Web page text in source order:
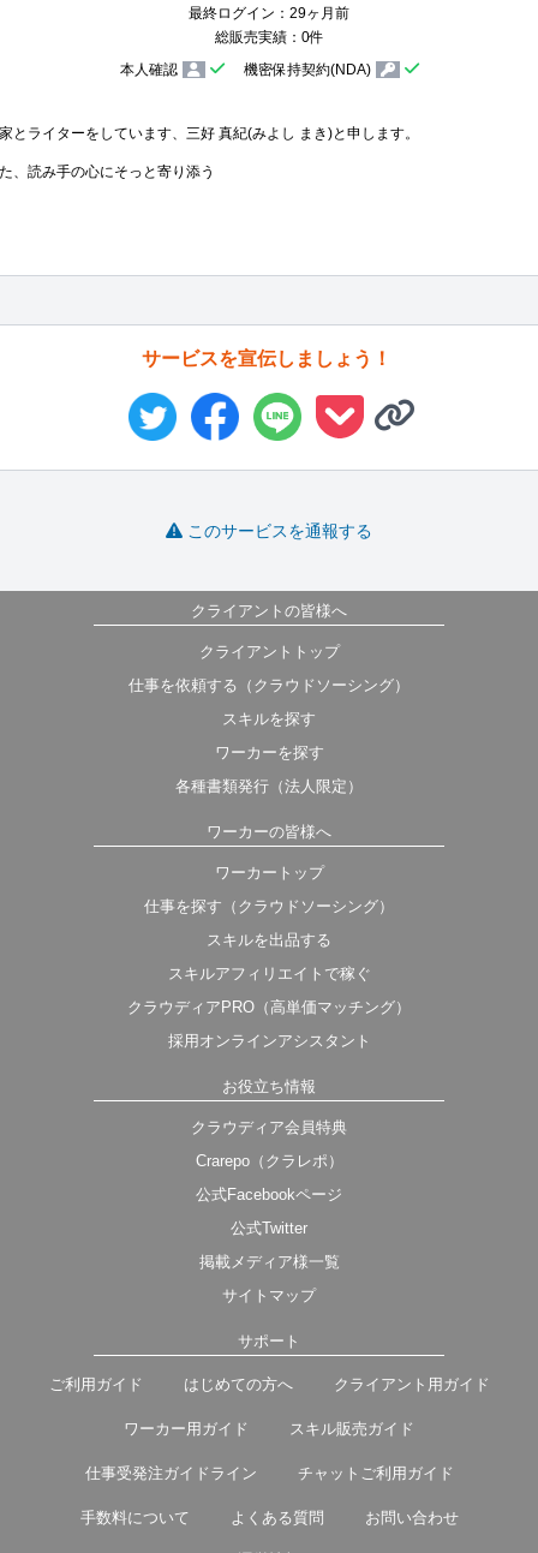
最終ログイン：29ヶ月前
総販売実績：0件
本人確認
機密保持契約(NDA)
とライターをしています、三好 真紀(みよし まき)と申します。
、読み手の心にそっと寄り添う
サービスを宣伝しましょう！
このサービスを通報する
クライアントの皆様へ
クライアントトップ
仕事を依頼する（クラウドソーシング）
スキルを探す
ワーカーを探す
各種書類発行（法人限定）
ワーカーの皆様へ
ワーカートップ
仕事を探す（クラウドソーシング）
スキルを出品する
スキルアフィリエイトで稼ぐ
クラウディアPRO（高単価マッチング）
採用オンラインアシスタント
お役立ち情報
クラウディア会員特典
Crarepo（クラレポ）
公式Facebookページ
公式Twitter
掲載メディア様一覧
サイトマップ
サポート
ご利用ガイド はじめての方へ クライアント用ガイド
ワーカー用ガイド スキル販売ガイド
仕事受発注ガイドライン チャットご利用ガイド
手数料について よくある質問 お問い合わせ